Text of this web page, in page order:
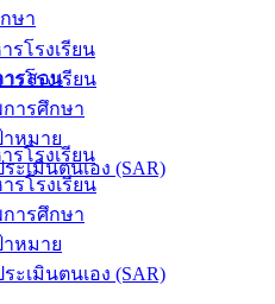
ษา
รสอน
รโรงเรียน
รโรงเรียน
ารศึกษา
าหมาย
ะเมินตนเอง (SAR)
รโรงเรียน
รโรงเรียน
ารศึกษา
าหมาย
ะเมินตนเอง (SAR)